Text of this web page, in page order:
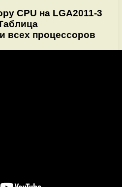
CPU на LGA2011-3
всех процессоров